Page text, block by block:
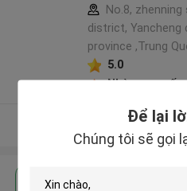
Để lại
Chúng tôi sẽ gọi
No.8,
district, Yancheng
province ,Trung
5.0
Nhà cung cấp
Xem